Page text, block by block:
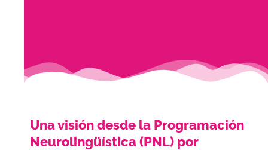
Una visión desde la Programación
Neurolingüística (PNL) por